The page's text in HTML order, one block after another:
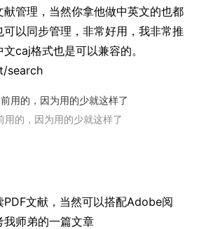
管理，当然你拿他做中英文的也都
以同步管理，非常好用，我非常推
caj格式也是可以兼容的。
search
用的，因为用的少就这样了
PDF文献，当然可以搭配Adobe阅
师弟的一篇文章